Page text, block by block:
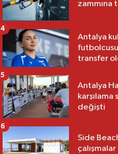
zammına
Antalya
futbolcusu
transfer
4
Antalya
karşılama
değişti
5
Side
6